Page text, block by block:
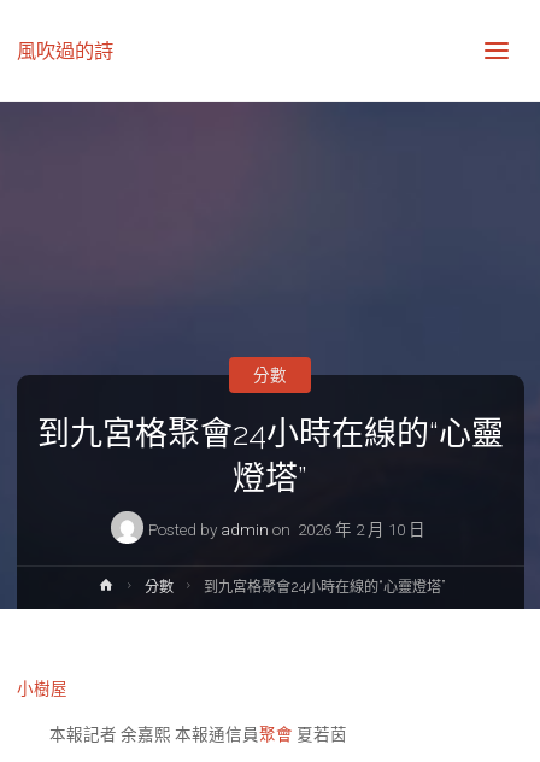
風吹過的詩
到九宮格聚會24小時在線的“心靈
燈塔”
Posted by admin on 2026 年 2 月 10 日
分數
Home分數 到九宮格聚會24小時在線的“心靈燈塔”
小樹屋
本報記者 余嘉熙 本報通信員聚會 夏若茵